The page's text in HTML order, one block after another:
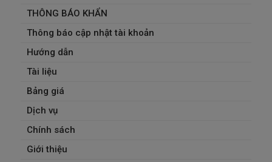
THÔNG BÁO KHẨN
Thông báo cập nhật tài khoản
Hướng dẫn
Tài liệu
Bảng giá
Dịch vụ
Chính sách
Giới thiệu